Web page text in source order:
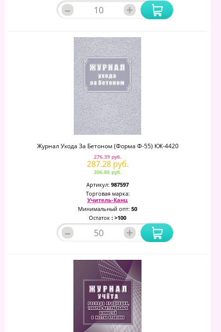
– +
Журнал Ухода За Бетоном (форма Ф-55) КЖ-4420
276.39 руб.
287.28 руб.
306.86 руб.
Артикул: 987597
Торговая марка:
Учитель-Канц
Минимальный опт: 50
Остаток : >100
– +